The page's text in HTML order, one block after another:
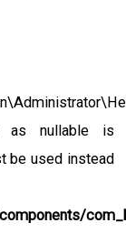
as nullable is
be used instead